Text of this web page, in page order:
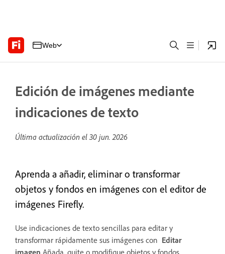
Web
Edición de imágenes mediante
indicaciones de texto
Última actualización el 30 jun. 2026
Aprenda a añadir, eliminar o transformar
objetos y fondos en imágenes con el editor de
imágenes Firefly.
Use indicaciones de texto sencillas para editar y
transformar rápidamente sus imágenes con Editar
imagen.Añada, quite o modifique objetos y fondos